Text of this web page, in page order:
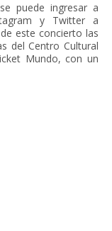
puede ingresar a
y Twitter a
este concierto las
del Centro Cultural
Mundo, con un